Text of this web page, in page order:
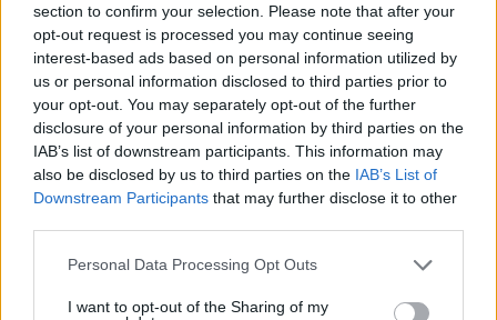
section to confirm your selection. Please note that after your
opt-out request is processed you may continue seeing
interest-based ads based on personal information utilized by
us or personal information disclosed to third parties prior to
your opt-out. You may separately opt-out of the further
disclosure of your personal information by third parties on the
IAB’s list of downstream participants. This information may
also be disclosed by us to third parties on the IAB’s List of
Downstream Participants that may further disclose it to other
Please note that this website/app uses one or more Google
not limited to your visit or usage behaviour. You may click to
Personal Data Processing Opt Outs
I want to opt-out of the Sharing of my
Εγκαταλείπει το κόμμα Καρυστιανού και ο
επιχειρηματίας Νίκος Μπρουτζάκης: Καταγγέλλει
κλειστή κάστα, «λένε προδότες και πληρωμένους
όσους αποχωρούν»
08.08.2026, 18:48